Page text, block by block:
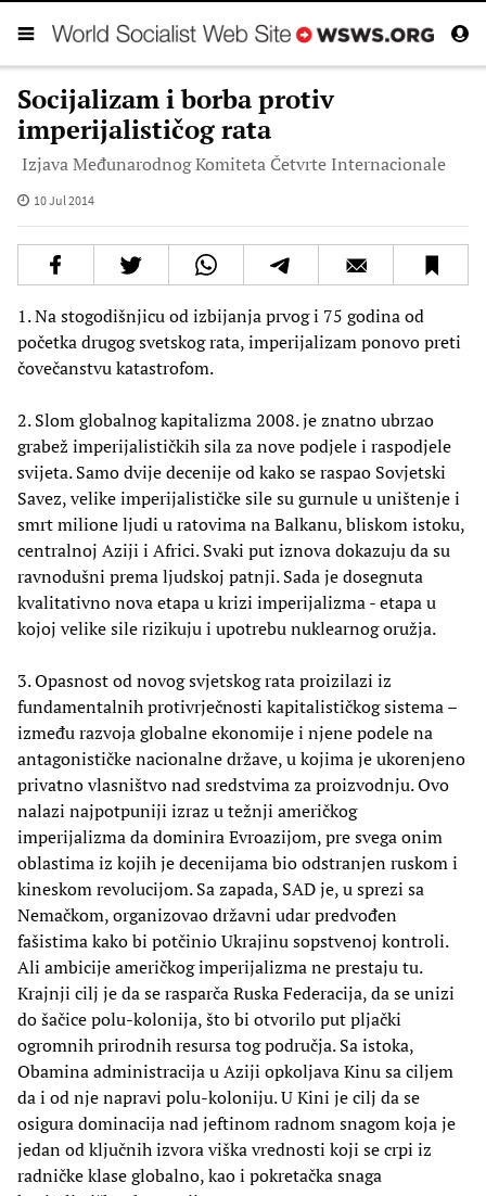
Socijalizam i borba protiv
imperijalističog rata
Izjava Međunarodnog Komiteta Četvrte Internacionale
10 Jul 2014
1. Na stogodišnjicu od izbijanja prvog i 75 godina od
početka drugog svetskog rata, imperijalizam ponovo preti
čovečanstvu katastrofom.
2. Slom globalnog kapitalizma 2008. je znatno ubrzao
grabež imperijalističkih sila za nove podjele i raspodjele
svijeta. Samo dvije decenije od kako se raspao Sovjetski
Savez, velike imperijalističke sile su gurnule u uništenje i
smrt milione ljudi u ratovima na Balkanu, bliskom istoku,
centralnoj Aziji i Africi. Svaki put iznova dokazuju da su
ravnodušni prema ljudskoj patnji. Sada je dosegnuta
kvalitativno nova etapa u krizi imperijalizma - etapa u
kojoj velike sile rizikuju i upotrebu nuklearnog oružja.
3. Opasnost od novog svjetskog rata proizilazi iz
fundamentalnih protivrječnosti kapitalističkog sistema –
između razvoja globalne ekonomije i njene podele na
antagonističke nacionalne države, u kojima je ukorenjeno
privatno vlasništvo nad sredstvima za proizvodnju. Ovo
nalazi najpotpuniji izraz u težnji američkog
imperijalizma da dominira Evroazijom, pre svega onim
oblastima iz kojih je decenijama bio odstranjen ruskom i
kineskom revolucijom. Sa zapada, SAD je, u sprezi sa
Nemačkom, organizovao državni udar predvođen
fašistima kako bi potčinio Ukrajinu sopstvenoj kontroli.
Ali ambicije američkog imperijalizma ne prestaju tu.
Krajnji cilj je da se rasparča Ruska Federacija, da se unizi
do šačice polu-kolonija, što bi otvorilo put pljački
ogromnih prirodnih resursa tog područja. Sa istoka,
Obamina administracija u Aziji opkoljava Kinu sa ciljem
da i od nje napravi polu-koloniju. U Kini je cilj da se
osigura dominacija nad jeftinom radnom snagom koja je
jedan od ključnih izvora viška vrednosti koji se crpi iz
radničke klase globalno, kao i pokretačka snaga